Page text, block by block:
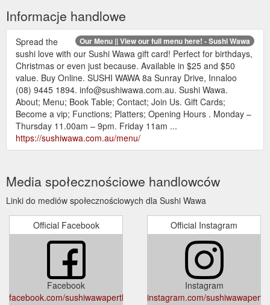
Informacje handlowe
Our Menu || View our full menu here! - Sushi Wawa
Spread the
sushi love with our Sushi Wawa gift card! Perfect for birthdays,
Christmas or even just because. Available in $25 and $50
value. Buy Online. SUSHI WAWA 8a Sunray Drive, Innaloo
(08) 9445 1894. info@sushiwawa.com.au. Sushi Wawa.
About; Menu; Book Table; Contact; Join Us. Gift Cards;
Become a vip; Functions; Platters; Opening Hours . Monday –
Thursday 11.00am – 9pm. Friday 11am ...
https://sushiwawa.com.au/menu/
Media społecznościowe handlowców
Linki do mediów społecznościowych dla Sushi Wawa
Official Facebook
Facebook
facebook.com/sushiwawaperth/
Official Instagram
Instagram
instagram.com/sushiwawaperth/